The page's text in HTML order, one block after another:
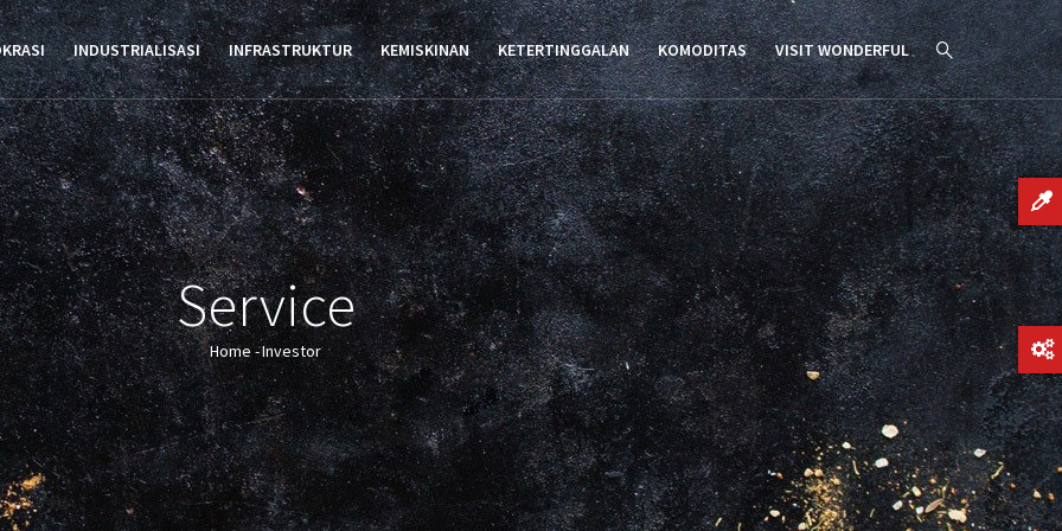
INDUSTRIALISASI INFRASTRUKTUR KEMISKINAN KETERTINGGALAN KOMODITAS VISIT WONDERFUL
Service
Breadcrumb
Home -Investor